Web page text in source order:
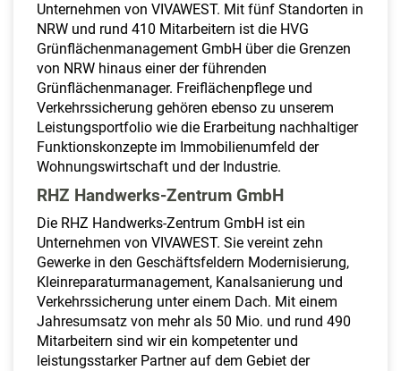
Unternehmen von VIVAWEST. Mit fünf Standorten in
NRW und rund 410 Mitarbeitern ist die HVG
Grünflächenmanagement GmbH über die Grenzen
von NRW hinaus einer der führenden
Grünflächenmanager. Freiflächenpflege und
Verkehrssicherung gehören ebenso zu unserem
Leistungsportfolio wie die Erarbeitung nachhaltiger
Funktionskonzepte im Immobilienumfeld der
Wohnungswirtschaft und der Industrie.
RHZ Handwerks-Zentrum GmbH
Die RHZ Handwerks-Zentrum GmbH ist ein
Unternehmen von VIVAWEST. Sie vereint zehn
Gewerke in den Geschäftsfeldern Modernisierung,
Kleinreparaturmanagement, Kanalsanierung und
Verkehrssicherung unter einem Dach. Mit einem
Jahresumsatz von mehr als 50 Mio. und rund 490
Mitarbeitern sind wir ein kompetenter und
leistungsstarker Partner auf dem Gebiet der